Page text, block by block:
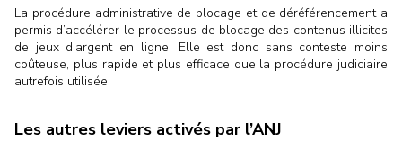
La procédure administrative de blocage et de déréférencement a
permis d’accélérer le processus de blocage des contenus illicites
de jeux d’argent en ligne. Elle est donc sans conteste moins
coûteuse, plus rapide et plus efficace que la procédure judiciaire
autrefois utilisée.
Les autres leviers activés par l’ANJ